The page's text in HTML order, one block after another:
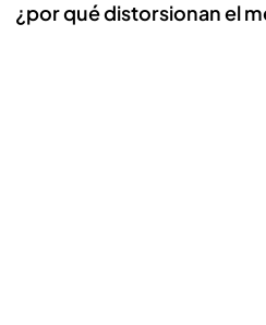
¿por qué distorsionan el